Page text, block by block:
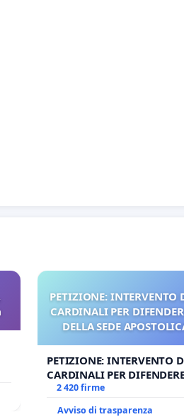
PETIZIONE: INTERVENTO
CARDINALI PER
DELLA SEDE
PETIZIONE: INTERVENTO
CARDINALI PER
DELLA SEDE APOSTOLICA
2 420 firme
Avviso di trasparenza